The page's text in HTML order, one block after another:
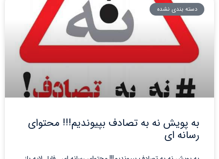
دسته بندی نشده
به پویش نه به تصادف بپیوندیم!!! محتوای
رسانه ای